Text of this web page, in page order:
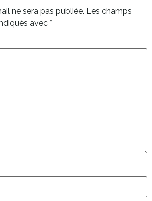
ne sera pas publiée. Les champs
avec *